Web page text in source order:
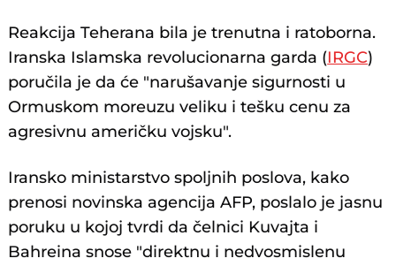
Reakcija Teherana bila je trenutna i ratoborna.
Iranska Islamska revolucionarna garda (IRGC)
poručila je da će "narušavanje sigurnosti u
Ormuskom moreuzu veliku i tešku cenu za
agresivnu američku vojsku".
Iransko ministarstvo spoljnih poslova, kako
prenosi novinska agencija AFP, poslalo je jasnu
poruku u kojoj tvrdi da čelnici Kuvajta i
Bahreina snose "direktnu i nedvosmislenu